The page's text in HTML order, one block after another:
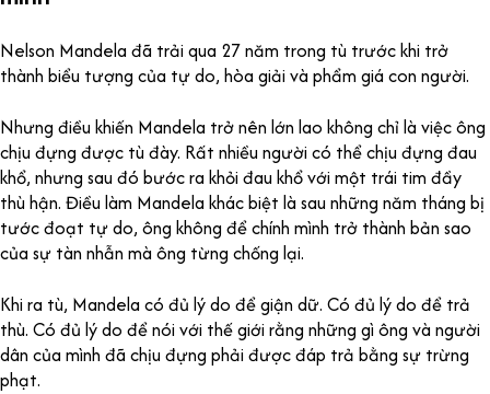
Nelson Mandela đã trải qua 27 năm trong tù trước khi trở
thành biểu tượng của tự do, hòa giải và phẩm giá con người.
Nhưng điều khiến Mandela trở nên lớn lao không chỉ là việc ông
chịu đựng được tù đày. Rất nhiều người có thể chịu đựng đau
khổ, nhưng sau đó bước ra khỏi đau khổ với một trái tim đầy
thù hận. Điều làm Mandela khác biệt là sau những năm tháng bị
tước đoạt tự do, ông không để chính mình trở thành bản sao
của sự tàn nhẫn mà ông từng chống lại.
Khi ra tù, Mandela có đủ lý do để giận dữ. Có đủ lý do để trả
thù. Có đủ lý do để nói với thế giới rằng những gì ông và người
dân của mình đã chịu đựng phải được đáp trả bằng sự trừng
phạt.